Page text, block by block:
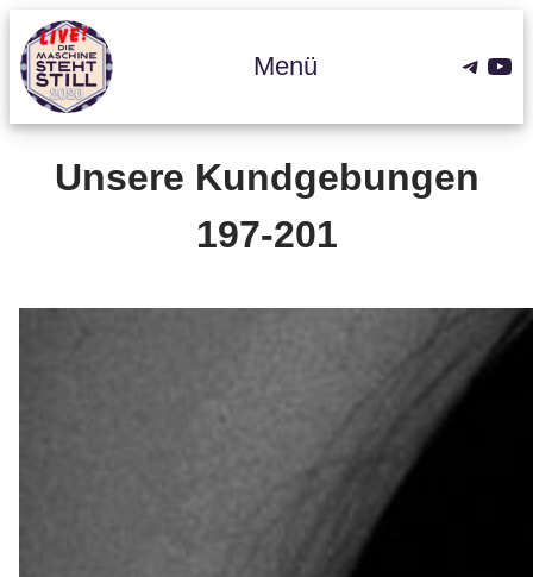
Zum
Inhalt
springen
Menü
Unsere Kundgebungen
197-201